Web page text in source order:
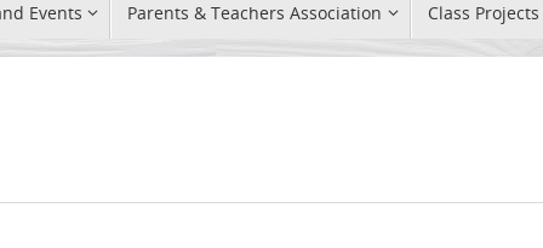
Events Parents & Teachers Association Class Projects